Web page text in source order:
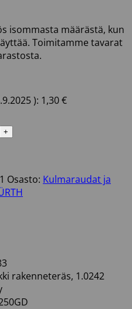
isommasta määrästä, kun
Toimitamme tavarat
): 1,30€
Osasto: Kulmaraudat ja
rakenneteräs, 1.0242